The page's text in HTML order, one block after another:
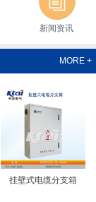
新闻资讯
MORE +
挂壁式电缆分支箱